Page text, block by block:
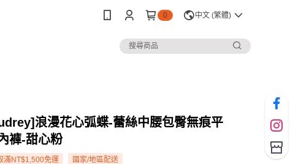
0 中文 (繁體)
浪漫花心弧蝶-蕾絲中腰包臀無痕平
褲-甜心粉
滿NT$1,500免運 國家/地區配送